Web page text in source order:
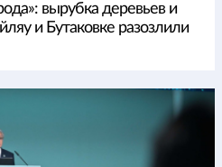
вырубка деревьев и
и Бутаковке разозлили